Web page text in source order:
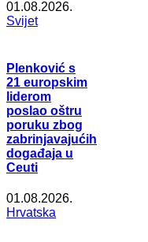
01.08.2026.
Svijet
Plenković s
21 europskim
liderom
poslao oštru
poruku zbog
zabrinjavajućih
događaja u
Ceuti
01.08.2026.
Hrvatska